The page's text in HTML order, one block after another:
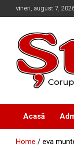
to
vineri, august 7,
Ziarul
Acasă
Home eva